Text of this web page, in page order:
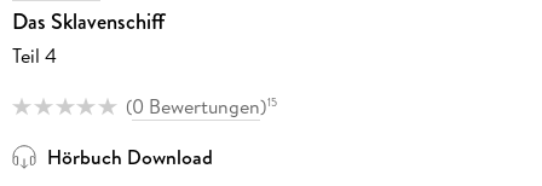
Das Sklavenschiff
Teil 4
(0 Bewertungen)15
Hörbuch Download